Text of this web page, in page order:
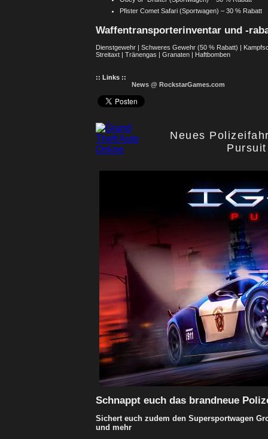
Pfister Comet Safari (Sportwagen) – 30 % Rabatt
Waffentransporterinventar und -
Dienstgewehr | Schweres Gewehr (50 % Rabatt) |
Streitaxt | Tränengas | Granaten | Haftbomben
:: Links ::
News @ RockstarGames.com
Neues
Schnappt euch das brandneue
Sichert euch zudem den Supersportwagen
und mehr